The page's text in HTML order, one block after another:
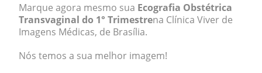
Marque agora mesmo sua Ecografia Obstétrica
Transvaginal do 1° Trimestrena Clínica Viver de
Imagens Médicas, de Brasília.
Nós temos a sua melhor imagem!